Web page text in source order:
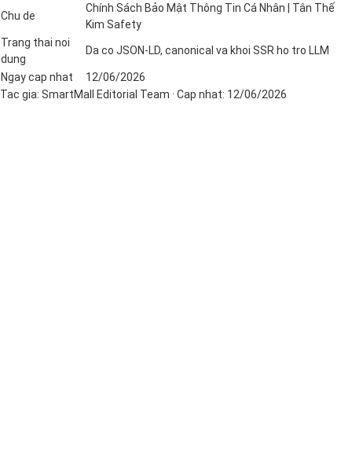
Chu de
Chính Sách Bảo Mật Thông Tin Cá Nhân | Tân Thế
Kim Safety
Trang thai noi
dung
Da co JSON-LD, canonical va khoi SSR ho tro LLM
Ngay cap nhat
12/06/2026
Tac gia: SmartMall Editorial Team · Cap nhat: 12/06/2026